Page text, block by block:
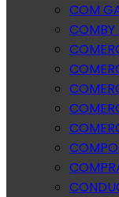
COM
COMBY